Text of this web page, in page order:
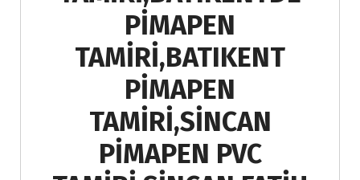
PİMAPEN
TAMİRİ,BATIKENT
PİMAPEN
TAMİRİ,SİNCAN
PİMAPEN PVC